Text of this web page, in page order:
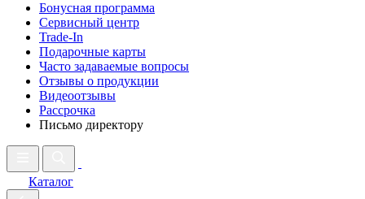
Бонусная программа
Сервисный центр
Trade-In
Подарочные карты
Часто задаваемые вопросы
Отзывы о продукции
Видеоотзывы
Рассрочка
Письмо директору
Каталог